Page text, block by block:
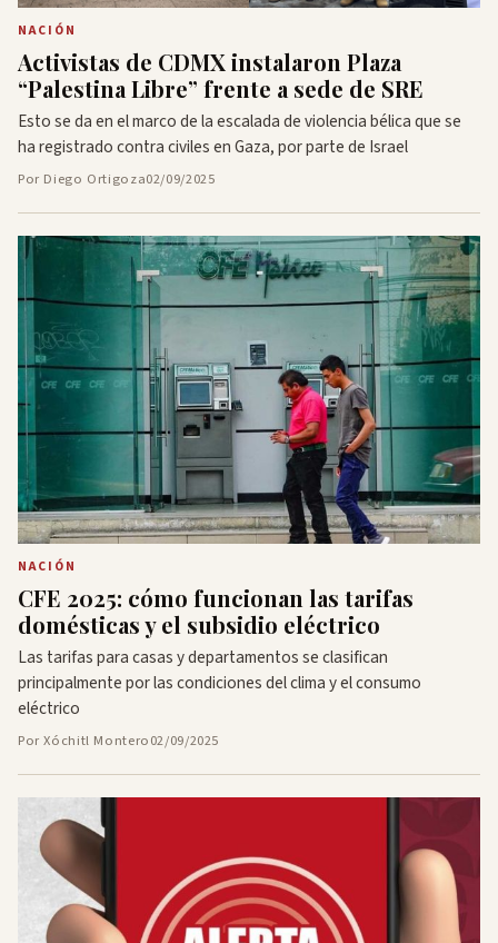
NACIÓN
Activistas de CDMX instalaron Plaza
“Palestina Libre” frente a sede de SRE
Esto se da en el marco de la escalada de violencia bélica que se
ha registrado contra civiles en Gaza, por parte de Israel
Por Diego Ortigoza02/09/2025
NACIÓN
CFE 2025: cómo funcionan las tarifas
domésticas y el subsidio eléctrico
Las tarifas para casas y departamentos se clasifican
principalmente por las condiciones del clima y el consumo
eléctrico
Por Xóchitl Montero02/09/2025